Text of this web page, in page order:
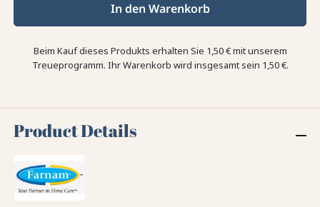
In den Warenkorb
Beim Kauf dieses Produkts erhalten Sie 1,50 €mit unserem
Treueprogramm. Ihr Warenkorb wird insgesamt sein 1,50 €.
Product Details